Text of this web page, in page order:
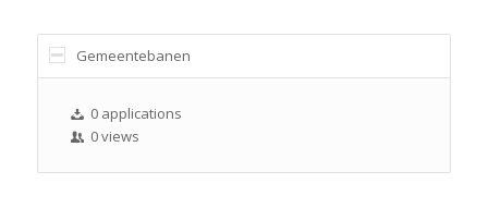
Gemeentebanen
0 applications
0 views